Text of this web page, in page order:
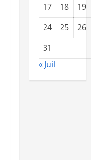
17
18
19
24
25
26
31
« Juil